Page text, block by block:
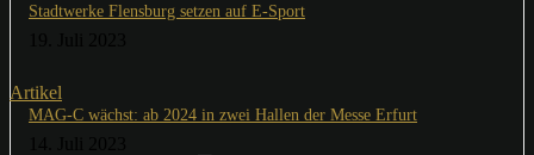
Stadtwerke Flensburg setzen auf E-Sport
Artikel
MAG-C wächst: ab 2024 in zwei Hallen der Messe Erfurt